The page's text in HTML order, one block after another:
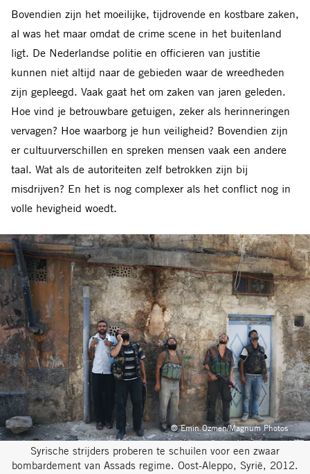
Bovendien zijn het moeilijke, tijdrovende en kostbare zaken,
al was het maar omdat de crime scene in het buitenland
ligt. De Nederlandse politie en officieren van justitie
kunnen niet altijd naar de gebieden waar de wreedheden
zijn gepleegd. Vaak gaat het om zaken van jaren geleden.
Hoe vind je betrouwbare getuigen, zeker als herinneringen
vervagen? Hoe waarborg je hun veiligheid? Bovendien zijn
er cultuurverschillen en spreken mensen vaak een andere
taal. Wat als de autoriteiten zelf betrokken zijn bij
misdrijven? En het is nog complexer als het conflict nog in
volle hevigheid woedt.
© Emin Ozmen/Magnum Photos
Syrische strijders proberen te schuilen voor een zwaar
bombardement van Assads regime. Oost-Aleppo, Syrië, 2012.